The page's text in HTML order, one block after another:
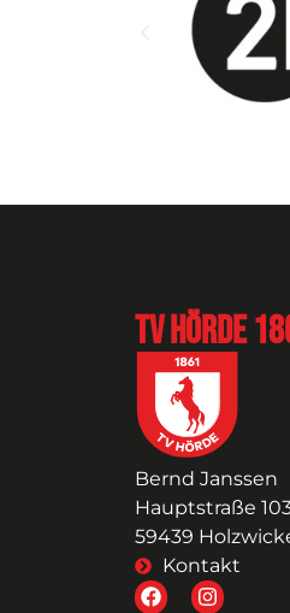
TV Hörde
Bernd Janssen
Hauptstraße
59439
Kontakt